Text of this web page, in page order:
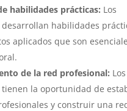
habilidades prácticas: Los
habilidades
aplicados que son
de la red profesional: Los
la oportunidad de
y construir una